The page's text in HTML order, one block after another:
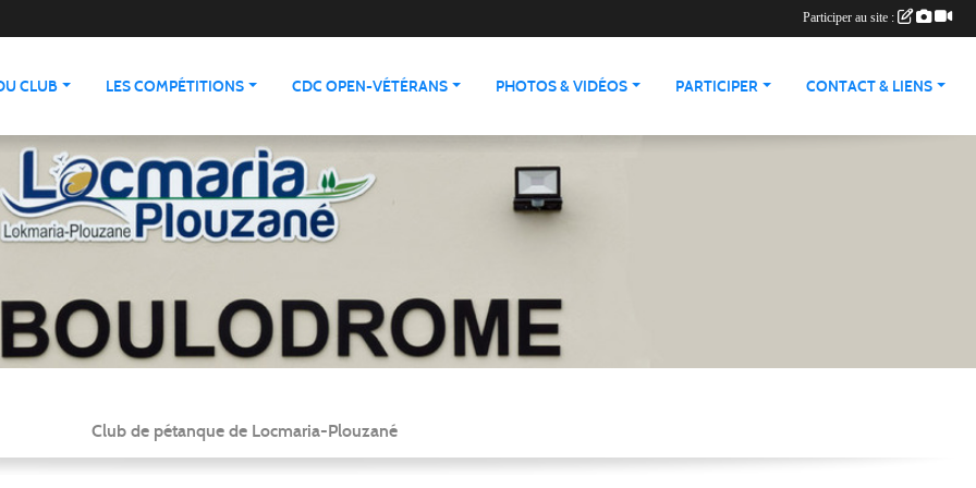
CLUB LES COMPÉTITIONS CDC OPEN-VÉTÉRANS PHOTOS & VIDÉOS PARTICIPER CONTACT & LIENS
Club de pétanque de Locmaria-Plouzané
Participer au site :